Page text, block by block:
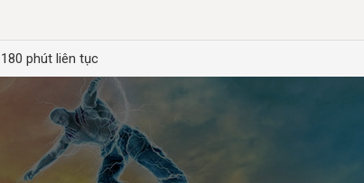
phút liên tục